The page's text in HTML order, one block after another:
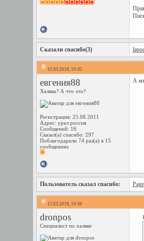
Сказали спасибо(3)
12.03.2018, 19:02
евгения88
Халява? А что это?
Регистрация: 25.08.2011
Адрес: урал россия
Сообщений: 16
Сказал(а) спасибо: 297
Поблагодарили 74 раз(а) в 15
сообщениях
А
Пользователь сказал cпасибо: Page
12.03.2018, 19:06
dronpos
Специалист по халяве